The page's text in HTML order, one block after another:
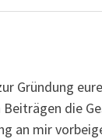
Gründung
die
an mir